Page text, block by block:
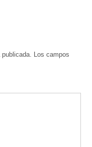
publicada. Los campos